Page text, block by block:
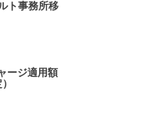
ト事務所移
ージ適用額